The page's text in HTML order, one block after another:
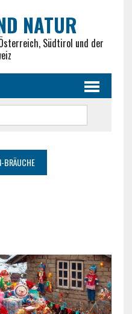
NATUR
Südtirol und der
BRÄUCHE